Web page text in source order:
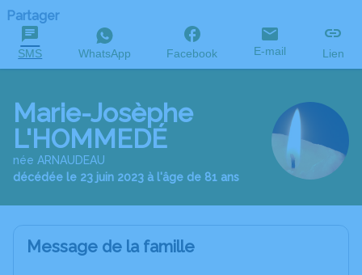
Partager
SMS WhatsApp Facebook E-mail Lien
Marie-Josèphe
L'HOMMEDÉ
née ARNAUDEAU
décédée le 23 juin 2023 à l'âge de 81 ans
Message de la famille